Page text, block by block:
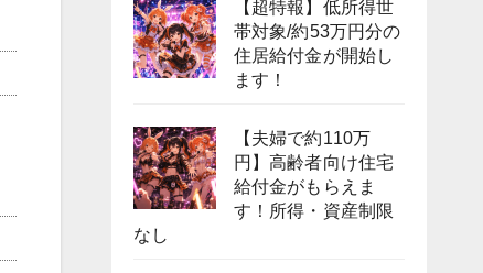
【超特報】低所得世
帯対象/約53万円分の
住居給付金が開始し
ます！
【夫婦で約110万
円】高齢者向け住宅
給付金がもらえま
す！所得・資産制限
なし